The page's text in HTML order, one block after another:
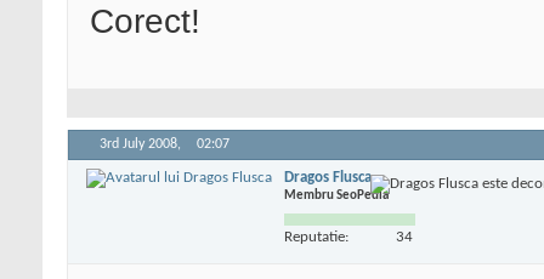
Corect!
3rd July 2008, 02:07
Dragos Flusca
Membru SeoPedia
Reputatie: 34